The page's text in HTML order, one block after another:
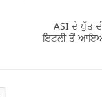
ASI ਦੇ ਪੁੱਤ
ਇਟਲੀ ਤੋਂ ਆਇਆ